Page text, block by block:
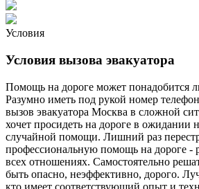
Условия
Условия вызова эвакуатора
Помощь на дороге может понадобится
Разумно иметь под рукой номер
вызов эвакуатора Москва в сложной
хочет просидеть на дороге в ожидании
случайной помощи. Лишний раз
профессиональную помощь на дороге -
всех отношениях. Самостоятельно
быть опасно, неэффективно, дорого.
кто имеет соответствующий опыт и